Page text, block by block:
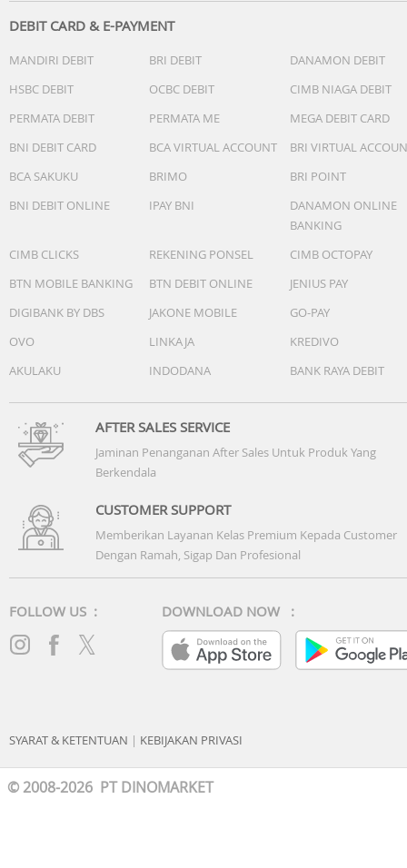
DEBIT CARD & E-PAYMENT
MANDIRI DEBIT BRI DEBIT
DANAMON DEBIT
HSBC DEBIT
OCBC DEBIT
CIMB NIAGA DEBIT
PERMATA DEBIT
PERMATA ME
MEGA DEBIT CARD
BNI DEBIT CARD
BCA VIRTUAL ACCOUNT
BRI VIRTUAL
BCA SAKUKU
BRIMO
BRI POINT
BNI DEBIT ONLINE
IPAY BNI
DANAMON ONLINE
BANKING
CIMB CLICKS
REKENING PONSEL
CIMB OCTOPAY
BTN MOBILE BANKING
BTN DEBIT ONLINE
JENIUS PAY
DIGIBANK BY DBS
JAKONE MOBILE
GO-PAY
OVO
LINKAJA
KREDIVO
AKULAKU
INDODANA BANK RAYA DEBIT
AFTER SALES SERVICE
Jaminan Penanganan After Sales Untuk Produk Yang
Berkendala
CUSTOMER SUPPORT
Memberikan Layanan Kelas Premium Kepada Customer
Dengan Ramah, Sigap Dan Profesional
FOLLOW US : DOWNLOAD NOW :
SYARAT & KETENTUAN | KEBIJAKAN PRIVASI
© 2008-2026 PT DINOMARKET